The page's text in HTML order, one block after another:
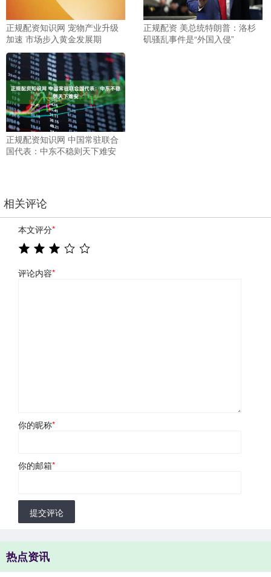
正规配资知识网 宠物产业升级
加速 市场步入黄金发展期
正规配资 美总统特朗普：洛杉
矶骚乱事件是“外国入侵”
正规配资知识网 中国常驻联合
国代表：中东不稳则天下难安
相关评论
本文评分*
评论内容*
你的昵称*
你的邮箱*
提交评论
热点资讯